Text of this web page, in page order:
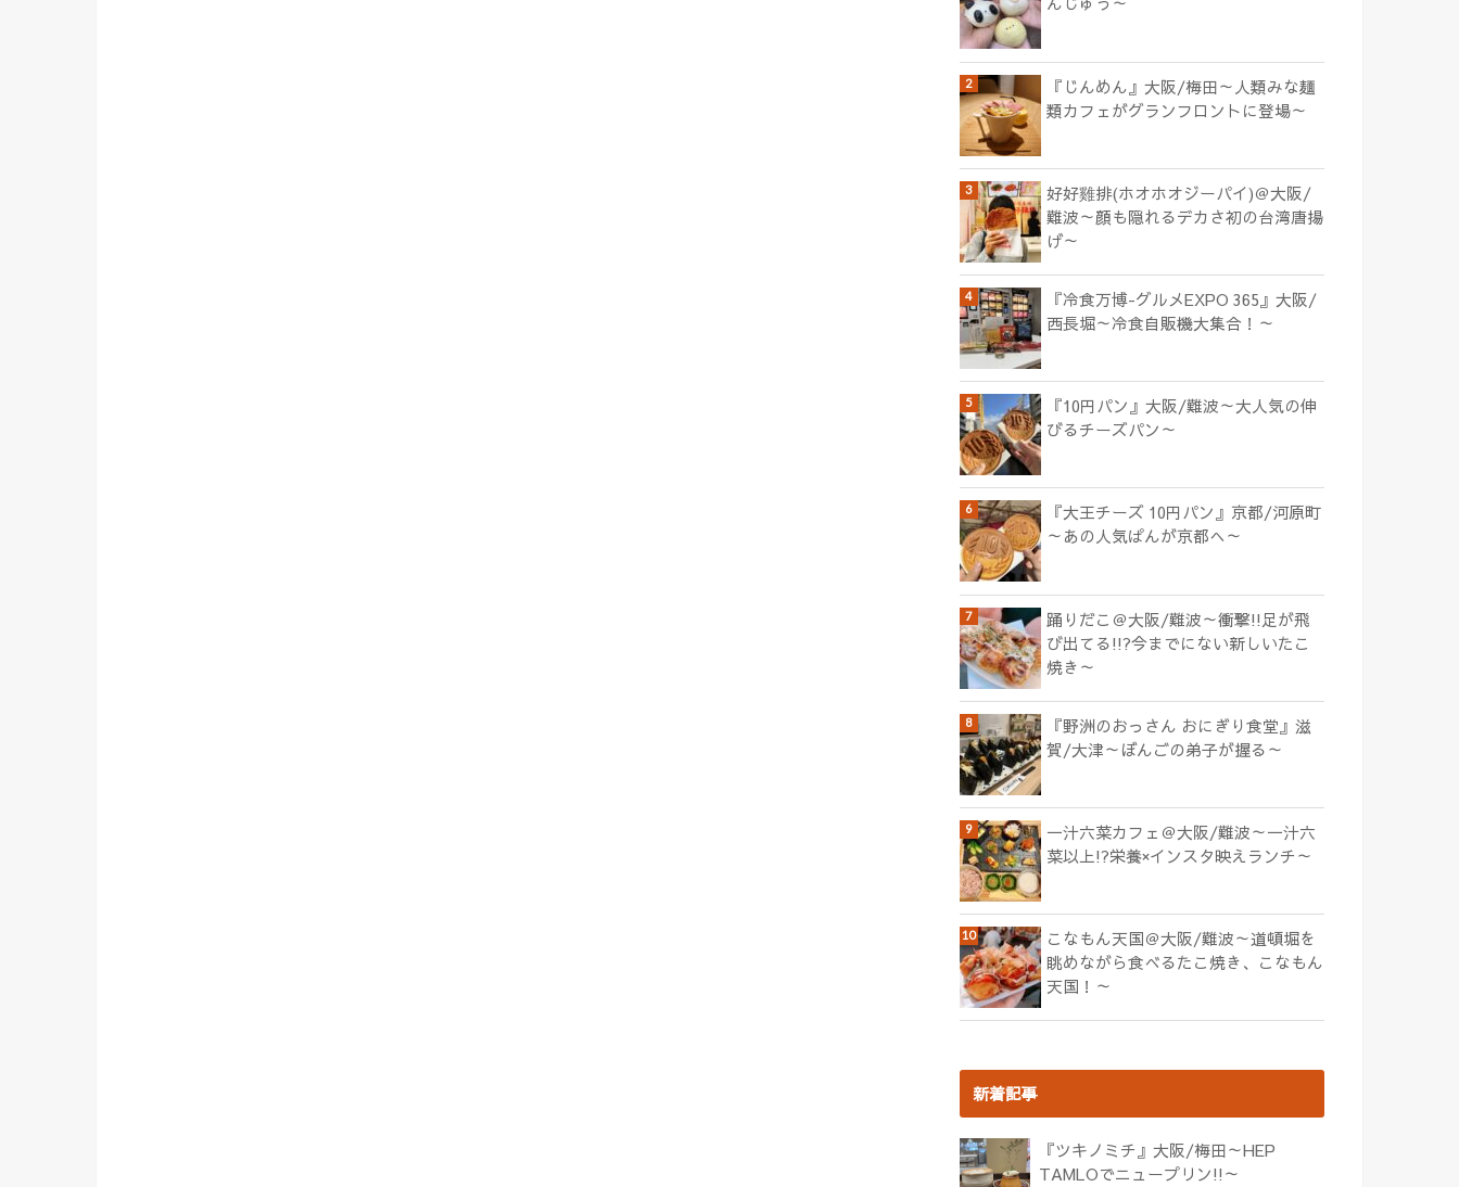
『じんめん』大阪/梅田～人類みな麺
類カフェがグランフロントに登場～
好好雞排(ホオホオジーパイ)＠大阪/
難波～顔も隠れるデカさ初の台湾唐揚
げ～
『冷食万博-グルメEXPO 365』大阪/
西長堀～冷食自販機大集合！～
『10円パン』大阪/難波～大人気の伸
びるチーズパン～
『大王チーズ 10円パン』京都/河原町
～あの人気ぱんが京都へ～
踊りだこ＠大阪/難波～衝撃!!足が飛
び出てる!!?今までにない新しいたこ
焼き～
『野洲のおっさん おにぎり食堂』滋
賀/大津～ぼんごの弟子が握る～
一汁六菜カフェ＠大阪/難波～一汁六
菜以上!?栄養×インスタ映えランチ～
こなもん天国＠大阪/難波～道頓堀を
眺めながら食べるたこ焼き、こなもん
天国！～
新着記事
『ツキノミチ』大阪/梅田～HEP
TAMLOでニュープリン!!～